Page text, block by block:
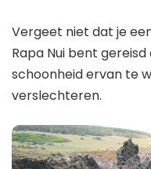
Vergeet niet dat je
Rapa Nui bent
schoonheid ervan te
verslechteren.